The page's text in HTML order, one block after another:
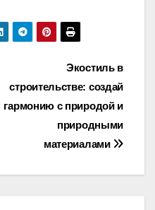
Экостиль в
строительстве: создай
гармонию с природой и
природными
материалами